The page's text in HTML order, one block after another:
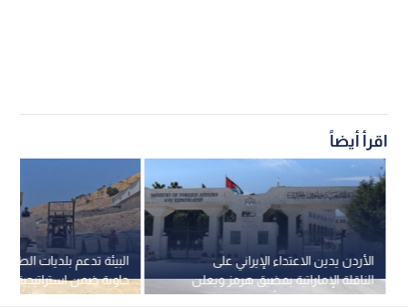
اقرأ أيضاً
2027)
الأردن يدين الاعتداء الإيراني على
الناقلة الإماراتية بمضيق هرمز ويعلن
تضامنه الكامل مع أبوظبي